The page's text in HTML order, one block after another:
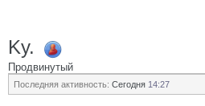
Ky.
Продвинутый
Последняя активность: Сегодня 14:27